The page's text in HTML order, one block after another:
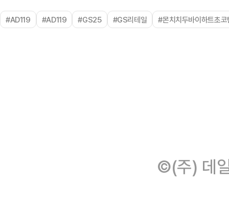
#AD119 #AD119 #GS25 #GS리테일 #몬치치두바이하트초코
©(주) 데